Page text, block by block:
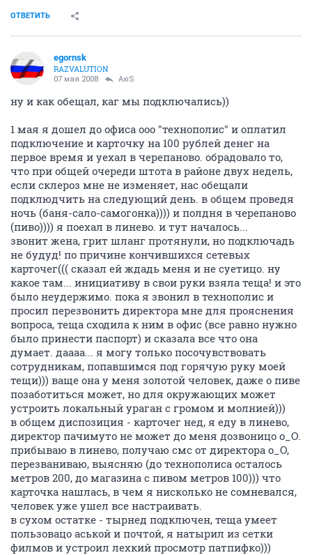
ОТВЕТИТЬ
egornsk
RAZVALUTION
07 мая 2008 AxiS
ну и как обещал, каг мы подключались))
1 мая я дошел до офиса ооо "технополис" и оплатил
подключение и карточку на 100 рублей денег на
первое время и уехал в черепаново. обрадовало то,
что при общей очереди штота в районе двух недель,
если склероз мне не изменяет, нас обещали
подклюдчить на следующий день. в общем проведя
ночь (баня-сало-самогонка)))) и полдня в черепаново
(пиво)))) я поехал в линево. и тут началось...
звонит жена, грит шланг протянули, но подключадь
не будуд! по причине кончившихся сетевых
карточег((( сказал ей ждадь меня и не суетицо. ну
какое там... инициативу в свои руки взяла теща! и это
было неудержимо. пока я звонил в технополис и
просил перезвонить директора мне для прояснения
вопроса, теща сходила к ним в офис (все равно нужно
было принести паспорт) и сказала все что она
думает. даааа... я могу только посочувствовать
сотрудникам, попавшимся под горячую руку моей
тещи))) ваще она у меня золотой человек, даже о пиве
позаботиться может, но для окружающих может
устроить локальный ураган с громом и молнией)))
в общем диспозиция - карточег нед, я еду в линево,
директор пачимуто не может до меня дозвоницо о_О.
прибываю в линево, получаю смс от директора о_О,
перезваниваю, выясняю (до технополиса осталось
метров 200, до магазина с пивом метров 100))) что
карточка нашлась, в чем я нисколько не сомневался,
человек уже ушел все настраивать.
в сухом остатке - тырнед подключен, теща умеет
пользовацо аськой и почтой, я натырил из сетки
филмов и устроил лехкий просмотр патпифко)))